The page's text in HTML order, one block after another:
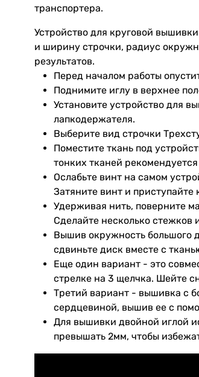
транспортера.
Устройство для круговой
и ширину строчки, радиус
результатов.
Перед началом работы
Поднимите иглу в верхнее
Установите устройство для
лапкодержателя.
Выберите вид строчки
Поместите ткань под
тонких тканей
Ослабьте винт на самом
Затяните винт и приступайте
Удерживая нить, поверните
Сделайте несколько
Вышив окружность большого
сдвиньте диск вместе с
Еще один вариант - это
стрелке на 3 щелчка. Шейте
Третий вариант - вышивка с
сердцевиной, вышив ее с
Для вышивки двойной иглой
превышать 2мм, чтобы